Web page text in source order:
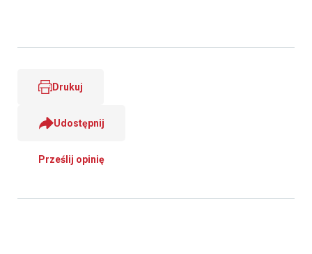
Drukuj
Udostępnij
Prześlij opinię